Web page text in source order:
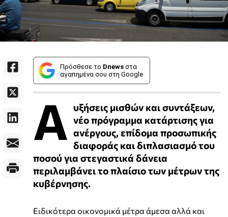
Πρόσθεσε το Dnews στα
αγαπημένα σου στη Google
Α υξήσεις μισθών και συντάξεων,
νέο πρόγραμμα κατάρτισης για
ανέργους, επίδομα προσωπικής
διαφοράς και διπλασιασμό του
ποσού για στεγαστικά δάνεια
περιλαμβάνει το πλαίσιο των μέτρων της
κυβέρνησης.
Ειδικότερα οικονομικά μέτρα άμεσα αλλά και